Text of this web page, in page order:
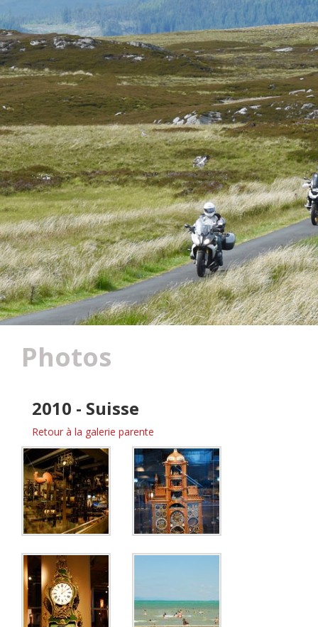
Photos
2010 - Suisse
Retour à la galerie parente